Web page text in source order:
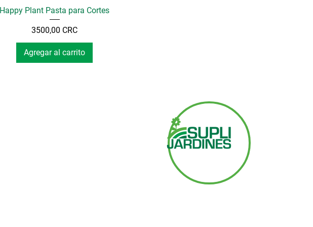
Happy Plant Pasta para Cortes
Precio
3500,00 CRC
Agregar al carrito